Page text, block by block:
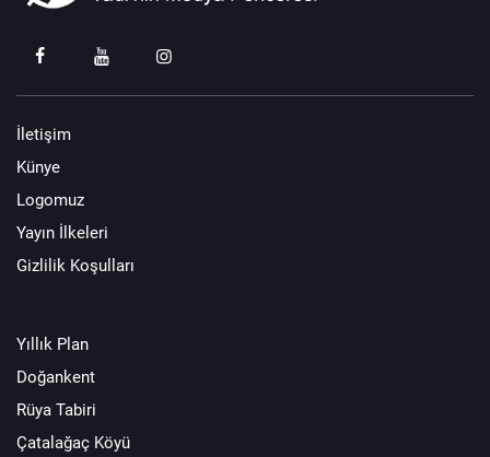
İletişim
Künye
Logomuz
Yayın İlkeleri
Gizlilik Koşulları
Yıllık Plan
Doğankent
Rüya Tabiri
Çatalağaç Köyü